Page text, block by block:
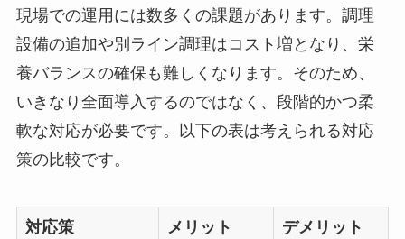
現場での運用には数多くの課題があります。調理
設備の追加や別ライン調理はコスト増となり、栄
養バランスの確保も難しくなります。そのため、
いきなり全面導入するのではなく、段階的かつ柔
軟な対応が必要です。以下の表は考えられる対応
策の比較です。
対応策 メリット デメリット